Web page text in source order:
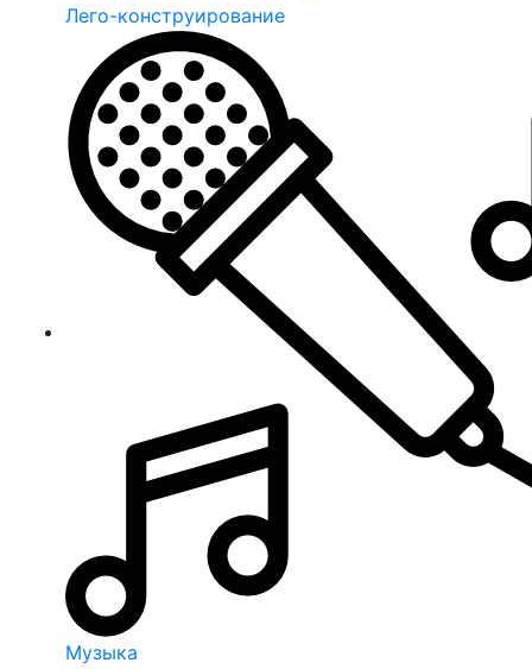
Лего-конструирование
Музыка